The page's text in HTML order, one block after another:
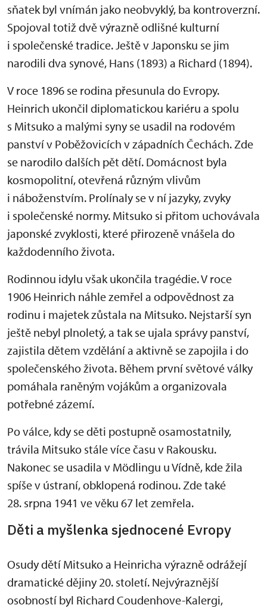
sňatek byl vnímán jako neobvyklý, ba kontroverzní.
Spojoval totiž dvě výrazně odlišné kulturní
i společenské tradice. Ještě v Japonsku se jim
narodili dva synové, Hans (1893) a Richard (1894).
V roce 1896 se rodina přesunula do Evropy.
Heinrich ukončil diplomatickou kariéru a spolu
s Mitsuko a malými syny se usadil na rodovém
panství v Poběžovicích v západních Čechách. Zde
se narodilo dalších pět dětí. Domácnost byla
kosmopolitní, otevřená různým vlivům
i náboženstvím. Prolínaly se v ní jazyky, zvyky
i společenské normy. Mitsuko si přitom uchovávala
japonské zvyklosti, které přirozeně vnášela do
každodenního života.
Rodinnou idylu však ukončila tragédie. V roce
1906 Heinrich náhle zemřel a odpovědnost za
rodinu i majetek zůstala na Mitsuko. Nejstarší syn
ještě nebyl plnoletý, a tak se ujala správy panství,
zajistila dětem vzdělání a aktivně se zapojila i do
společenského života. Během první světové války
pomáhala raněným vojákům a organizovala
potřebné zázemí.
Po válce, kdy se děti postupně osamostatnily,
trávila Mitsuko stále více času v Rakousku.
Nakonec se usadila v Mödlingu u Vídně, kde žila
spíše v ústraní, obklopená rodinou. Zde také
28. srpna 1941 ve věku 67 let zemřela.
Děti a myšlenka sjednocené Evropy
Osudy dětí Mitsuko a Heinricha výrazně odrážejí
dramatické dějiny 20. století. Nejvýraznější
osobností byl Richard Coudenhove-Kalergi,